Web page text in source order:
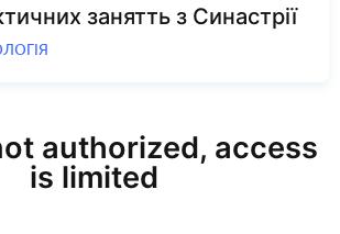
занятть з Синастрії
authorized, access
is limited